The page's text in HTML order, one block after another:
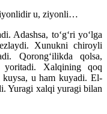
u, ziyonli…
Adashsa, toʻgʻri yoʻlga
Xunukni chiroyli
Qorongʻilikda qolsa,
yoritadi. Xalqining qoq
kuysa, u ham kuyadi. El-
Yuragi xalqi yuragi bilan